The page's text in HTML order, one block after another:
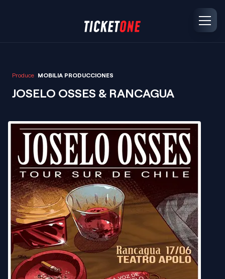
Produce MOBILIA PRODUCCIONES
JOSELO OSSES & RANCAGUA